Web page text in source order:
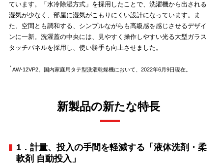
ています。「水冷除湿方式」を採用したことで、洗濯機から出される
湿気が少なく、部屋に湿気がこもりにくい設計になっています。ま
た、空間とも調和する、シンプルながらも高級感を感じさせるデザイ
ンに一新。洗濯蓋の中央には、見やすく操作しやすい光る大型ガラス
タッチパネルを採用し、使い勝手も向上させました。
＊ AW-12VP2。国内家庭用タテ型洗濯乾燥機において、2022年6月9日現在。
新製品の新たな特長
1．計量、投入の手間を軽減する「液体洗剤・柔
軟剤 自動投入」